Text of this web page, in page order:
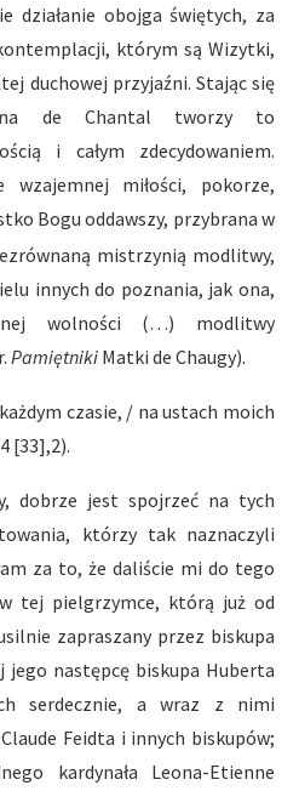
działanie obojga świętych, za
którym są Wizytki,
duchowej przyjaźni. Stając się
de Chantal tworzy to
i całym zdecydowaniem.
wzajemnej miłości, pokorze,
Bogu oddawszy, przybrana w
mistrzynią modlitwy,
innych do poznania, jak ona,
wolności (…) modlitwy
Pamiętniki Matki de Chaugy).
każdym czasie, / na ustach moich
[33],2).
dobrze jest spojrzeć na tych
którzy tak naznaczyli
za to, że daliście mi do tego
tej pielgrzymce, którą już od
zapraszany przez biskupa
jego następcę biskupa Huberta
serdecznie, a wraz z nimi
Feidta i innych biskupów;
kardynała Leona-Etienne